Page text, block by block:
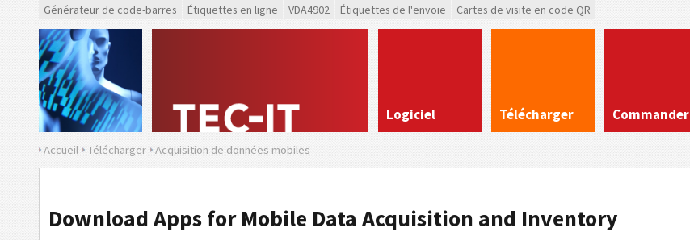
Générateur de code-barres Étiquettes en ligne VDA4902 Étiquettes de l'envoie Cartes de visite en code QR
Logiciel Télécharger Commander
Accueil Télécharger Acquisition de données mobiles
Download Apps for Mobile Data Acquisition and Inventory